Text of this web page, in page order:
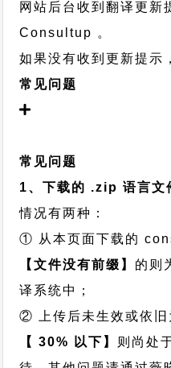
网站后台收到翻译更新
Consultup 。
如果没有收到更新提示
常见问题
常见问题
1、下载的 .zip 语言文
情况有两种：
① 从本页面下载的
【文件没有前缀】 的则
译系统中；
② 上传后未生效或依旧
【 30% 以下】 则尚处